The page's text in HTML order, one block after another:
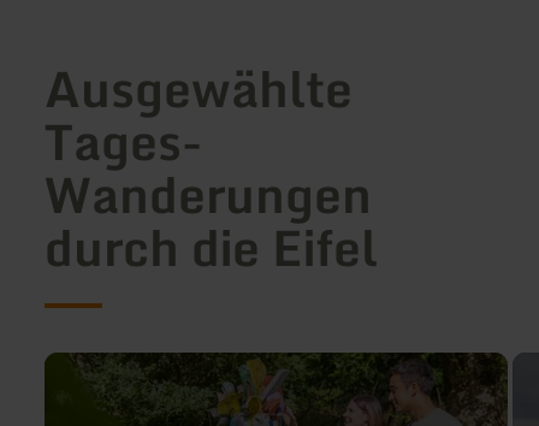
Ausgewählte
Tages-
Wanderungen
durch die Eifel
mehr
erfahren